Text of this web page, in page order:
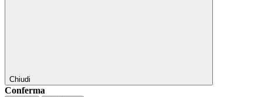
Chiudi
Conferma